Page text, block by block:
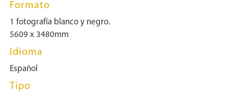
Formato
1 fotografía blanco y negro.
5609 x 3480mm
Idioma
Español
Tipo